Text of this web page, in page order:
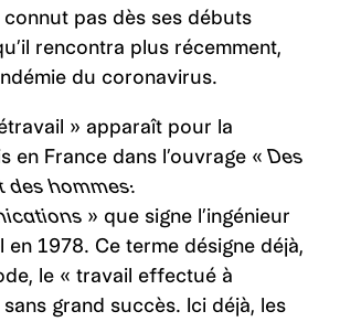
connut pas dès ses débuts
rencontra plus récemment,
du coronavirus.
» apparaît pour la
en France dans l’ouvrage «Des
des hommes:
» que signe l’ingénieur
en 1978. Ce terme désigne déjà,
le « travail effectué à
grand succès. Ici déjà, les